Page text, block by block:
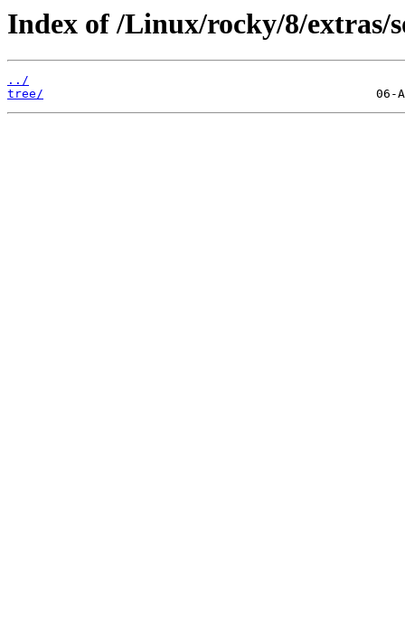
Index of /Linux/rocky/8/extras/
../
tree/